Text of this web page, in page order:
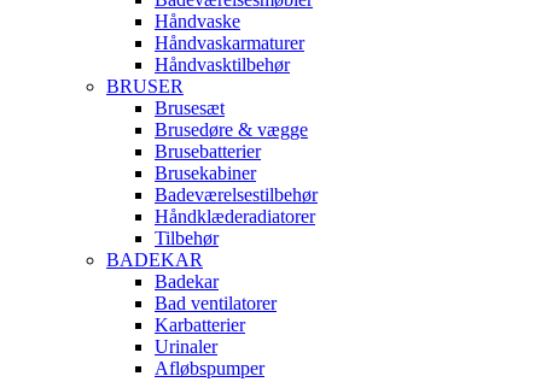
Håndvaske
Håndvaskarmaturer
Håndvasktilbehør
BRUSER
Brusesæt
Brusedøre & vægge
Brusebatterier
Brusekabiner
Badeværelsestilbehør
Håndklæderadiatorer
Tilbehør
BADEKAR
Badekar
Bad ventilatorer
Karbatterier
Urinaler
Afløbspumper